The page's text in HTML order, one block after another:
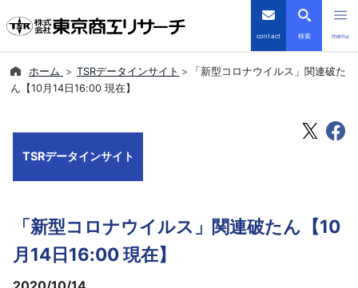
contact 検索 menu
倒産・注目企業情報
会社案内
ホーム TSRデータインサイト
「新型コロナウイルス」関連破た
ん【10月14日16:00 現在】
TSRデータインサイト
「新型コロナウイルス」関連破たん【10
月14日16:00 現在】